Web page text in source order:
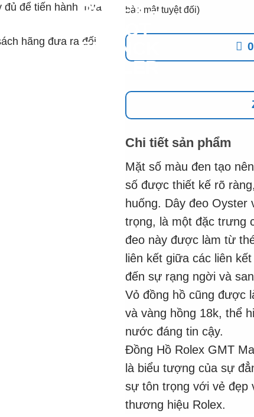
đủ để tiến hành mua
hãng đưa ra đối
bảo mật tuyệt đối)
Chi tiết sản phẩm
Mặt số màu đen tạo
số được thiết kế rõ
huống. Dây đeo Oyster
trọng, là một đặc trưng
đeo này được làm từ
liên kết giữa các liên
đến sự rạng ngời và
Vỏ đồng hồ cũng được
và vàng hồng 18k, thể
nước đáng tin cậy.
Đồng Hồ Rolex GMT
là biểu tượng của sự
sự tôn trọng với vẻ đẹp
thương hiệu Rolex.